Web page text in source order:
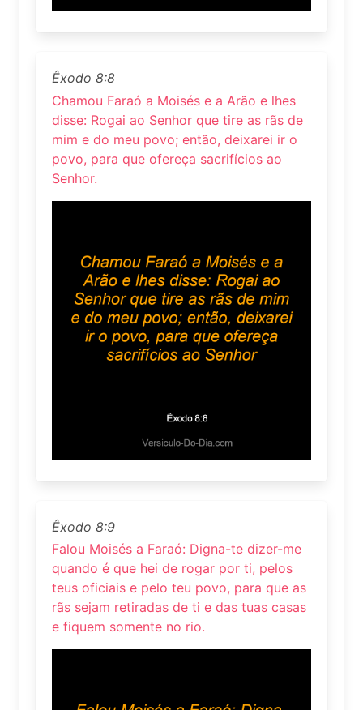
Êxodo 8:8
Chamou Faraó a Moisés e a Arão e lhes
disse: Rogai ao Senhor que tire as rãs de
mim e do meu povo; então, deixarei ir o
povo, para que ofereça sacrifícios ao
Senhor.
Êxodo 8:9
Falou Moisés a Faraó: Digna-te dizer-me
quando é que hei de rogar por ti, pelos
teus oficiais e pelo teu povo, para que as
rãs sejam retiradas de ti e das tuas casas
e fiquem somente no rio.